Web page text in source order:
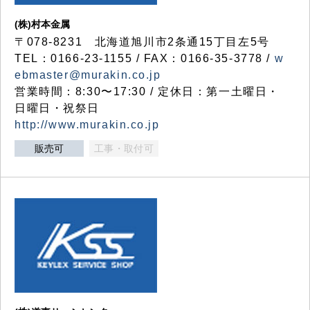
(株)村本金属
〒078-8231 北海道旭川市2条通15丁目左5号
TEL：0166-23-1155 / FAX：0166-35-3778 / w
ebmaster@murakin.co.jp
営業時間：8:30〜17:30 / 定休日：第一土曜日・
日曜日・祝祭日
http://www.murakin.co.jp
販売可 工事・取付可